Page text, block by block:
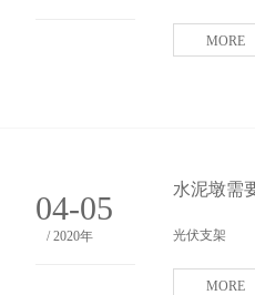
MORE
04-05
/ 2020年
水泥墩需
光伏支架
MORE